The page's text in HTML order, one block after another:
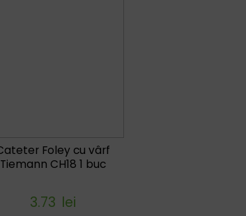
Foley cu vârf
Tiemann CH18 1 buc
3.73 lei